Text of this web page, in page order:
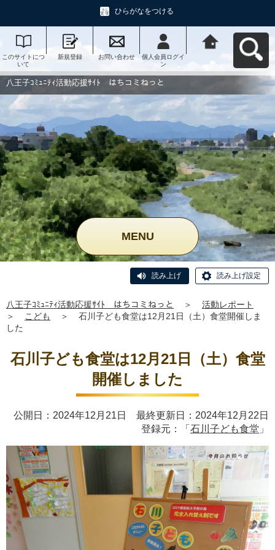
ひらがなをつける
このサイトにつ
いて
新規登録 お問い合わせ
個人会員ログイ
ン
動応援ｻｲﾄ はち
コミねっとへ戻
八王子ｺﾐｭﾆﾃｨ活動応援ｻｲﾄ はちコミねっと
MENU
読み上げ 読み上げ設定
八王子ｺﾐｭﾆﾃｨ活動応援ｻｲﾄ はちコミねっと ＞
活動レポート
＞
こども ＞
石川子ども食堂は12月21日（土）食堂開催しま
した
石川子ども食堂は12月21日（土）食堂
開催しました
公開日：2024年12月21日 最終更新日：2024年12月22日
登録元：「 石川子ども食堂 」